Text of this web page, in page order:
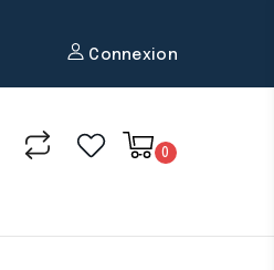
Connexion
0